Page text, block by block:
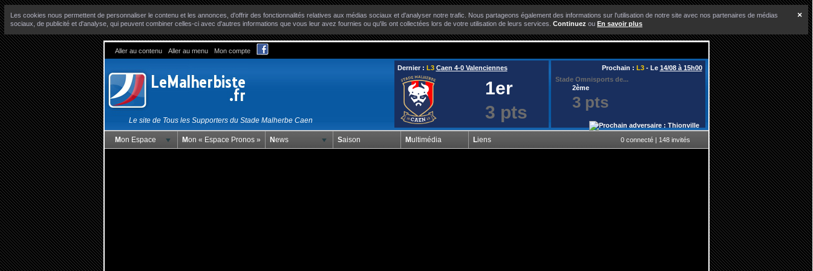
×
Les cookies nous permettent de personnaliser le contenu et les annonces, d'offrir des fonctionnalités relatives aux médias sociaux et d'analyser notre trafic. Nous partageons également des informations sur l'utilisation de notre site avec nos partenaires de médias
sociaux, de publicité et d'analyse, qui peuvent combiner celles-ci avec d'autres informations que vous leur avez fournies ou qu'ils ont collectées lors de votre utilisation de leurs services. Continuez ou En savoir plus
Aller au contenu Aller au menu Mon compte
Le site de Tous les Supporters du Stade Malherbe Caen
Dernier : L3 Caen 4-0 Valenciennes
1er
3 pts
Prochain : L3- Le 14/08 à 15h00
Stade Omnisports de...
2ème
3 pts
Mon Espace Mon « Espace Pronos » News Saison Multimédia Liens 0 connecté | 148 invités